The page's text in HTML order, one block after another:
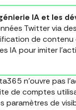
IA et les
Twitter via
de contenu
IA pour imiter
n'ouvre pas
de comptes
paramètres de